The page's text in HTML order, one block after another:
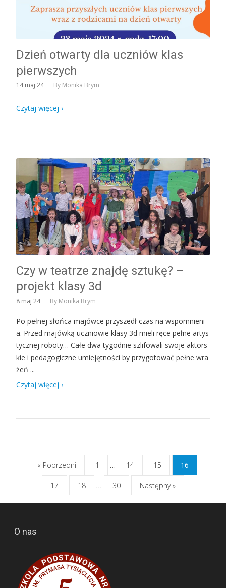
Dzień otwarty dla uczniów klas
pierwszych
14 maj 24 By Monika Brym
Czytaj więcej ›
Czy w teatrze znajdę sztukę? –
projekt klasy 3d
8 maj 24 By Monika Brym
Po pełnej słońca majówce przyszedł czas na wspomnieni
a. Przed majówką uczniowie klasy 3d mieli ręce pełne artys
tycznej roboty… Całe dwa tygodnie szlifowali swoje aktors
kie i pedagogiczne umiejętności by przygotować pełne wra
żeń ...
Czytaj więcej ›
Nawigacja
postów
« Poprzedni 1 … 14 15 16
17 18 … 30 Następny »
O nas